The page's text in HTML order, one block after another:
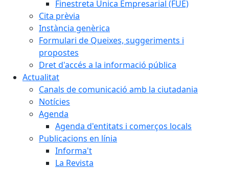
Finestreta Única Empresarial (FUE)
Cita prèvia
Instància genèrica
Formulari de Queixes, suggeriments i
propostes
Dret d'accés a la informació pública
Actualitat
Canals de comunicació amb la ciutadania
Notícies
Agenda
Agenda d'entitats i comerços locals
Publicacions en línia
Informa't
La Revista